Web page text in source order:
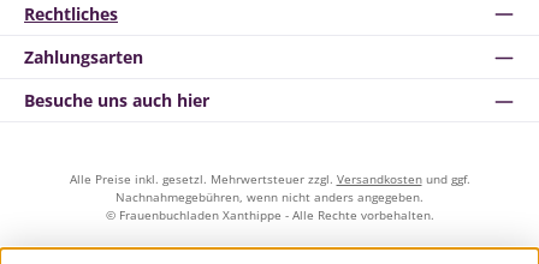
Rechtliches
Zahlungsarten
Besuche uns auch hier
Alle Preise inkl. gesetzl. Mehrwertsteuer zzgl. Versandkostenund ggf.
Nachnahmegebühren, wenn nicht anders angegeben.
© Frauenbuchladen Xanthippe - Alle Rechte vorbehalten.